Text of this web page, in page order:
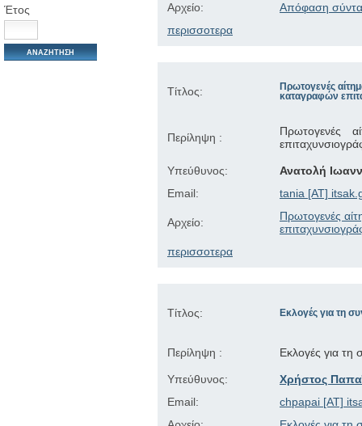
Έτος Αρχείο:
Απόφαση
περισσοτερα
Τίτλος:
Πρωτογενές
καταγραφών
Περίληψη :
Πρωτογενές
Υπεύθυνος:
Ανατολή
Email:
tania [AT]
Αρχείο:
Πρωτογενές
περισσοτερα
Τίτλος: Εκλογές για τη
Περίληψη : Εκλογές για
Υπεύθυνος:
Χρήστος
Email:
chpapai [AT]